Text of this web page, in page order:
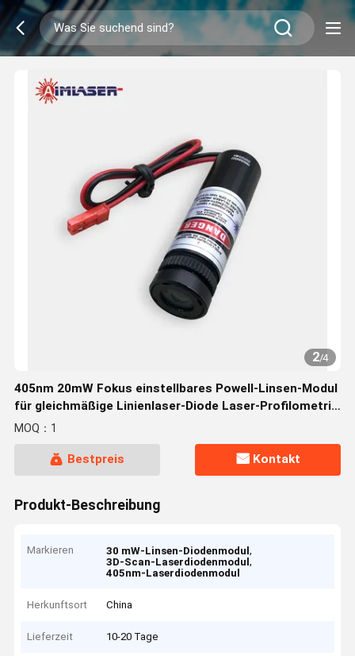
2/4
405nm 20mW Fokus einstellbares Powell-Linsen-Modul
für gleichmäßige Linienlaser-Diode Laser-Profilometrie
3D-Scannen
MOQ：1
Bestpreis Kontakt
Produkt-Beschreibung
Markieren 30 mW-Linsen-Diodenmodul,
3D-Scan-Laserdiodenmodul,
405nm-Laserdiodenmodul
Herkunftsort China
Lieferzeit 10-20 Tage